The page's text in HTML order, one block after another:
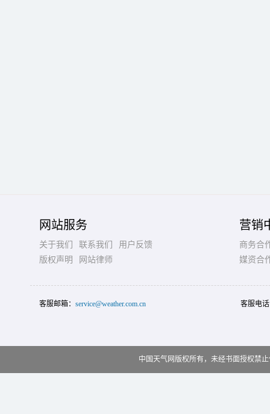
网站服务
关于我们 联系我们
用户反馈
版权声明
网站律师
营销
商务合
媒资合
客服邮箱： service@weather.com.cn 客服电
中国天气网版权所有，未经书面授权